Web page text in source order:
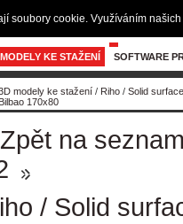
KE STAŽENÍ SOFTWARE
modely ke stažení / Riho / Solid
Bilbao 170x80
Zpět na
/ Solid
soubory cookie. Využíváním